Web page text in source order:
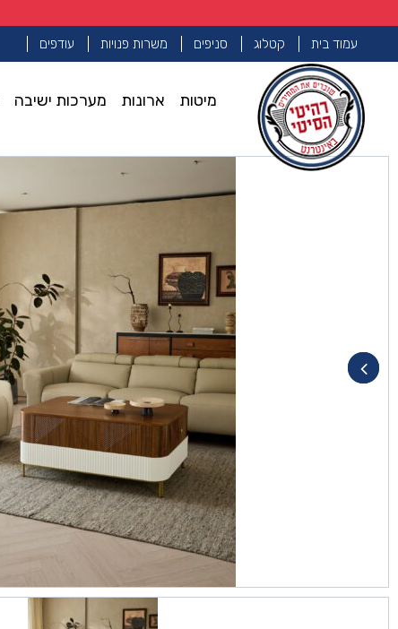
עמוד בית קטלוג סניפים משרות פנויות עודפים
מיטות ארונות מערכות ישיבה
עמוד הבית >> מזנונים ושולחנות סלון